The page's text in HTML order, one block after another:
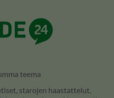
teema
starojen haastattelut,